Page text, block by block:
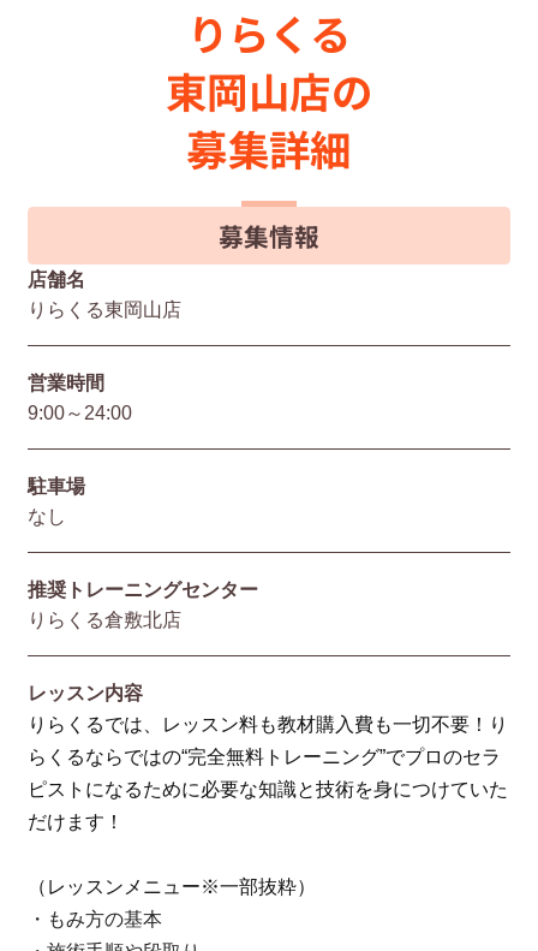
りらくる
東岡山店の
募集詳細
募集情報
店舗名
りらくる東岡山店
営業時間
9:00～24:00
駐⾞場
なし
推奨トレーニングセンター
りらくる倉敷北店
レッスン内容
りらくるでは、レッスン料も教材購入費も一切不要！り
らくるならではの“完全無料トレーニング”でプロのセラ
ピストになるために必要な知識と技術を身につけていた
だけます！
（レッスンメニュー※一部抜粋）
・もみ方の基本